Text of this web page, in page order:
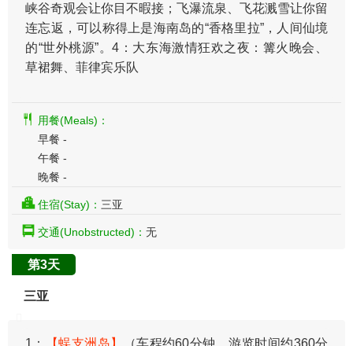
峡谷奇观会让你目不暇接；飞瀑流泉、飞花溅雪让你留
连忘返，可以称得上是海南岛的“香格里拉”，人间仙境
的“世外桃源”。4：大东海激情狂欢之夜：篝火晚会、
草裙舞、菲律宾乐队
用餐(Meals)：
早餐 -
午餐 -
晚餐 -
住宿(Stay)： 三亚
交通(Unobstructed)： 无
第3天
三亚
1： 【蜈支洲岛】 （车程约60分钟、游览时间约360分